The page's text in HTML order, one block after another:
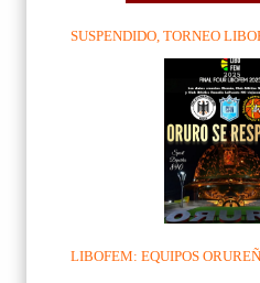
SUSPENDIDO, TORNEO
LIBOFEM: EQUIPOS